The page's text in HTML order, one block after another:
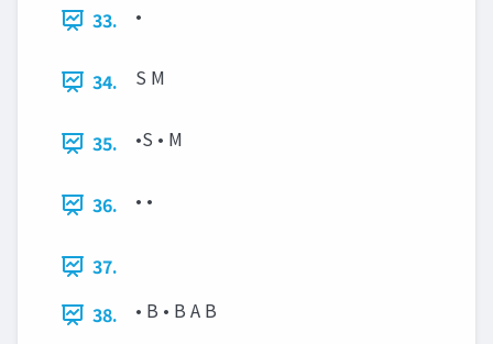
33. •
34. S M
35. •S • M
36. • •
37.
38.
• B • B A B